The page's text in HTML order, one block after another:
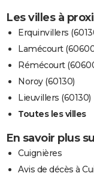
Les villes à
Erquinvillers
Lamécourt
Rémécourt
Noroy (60130)
Lieuvillers (60130)
Toutes les villes
En savoir plus
Cuignières
Avis de décès à